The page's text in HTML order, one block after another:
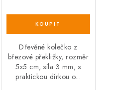
Dřevěné kolečko z
březové překližky, rozměr
5x5 cm, síla 3 mm, s
praktickou dírkou o...